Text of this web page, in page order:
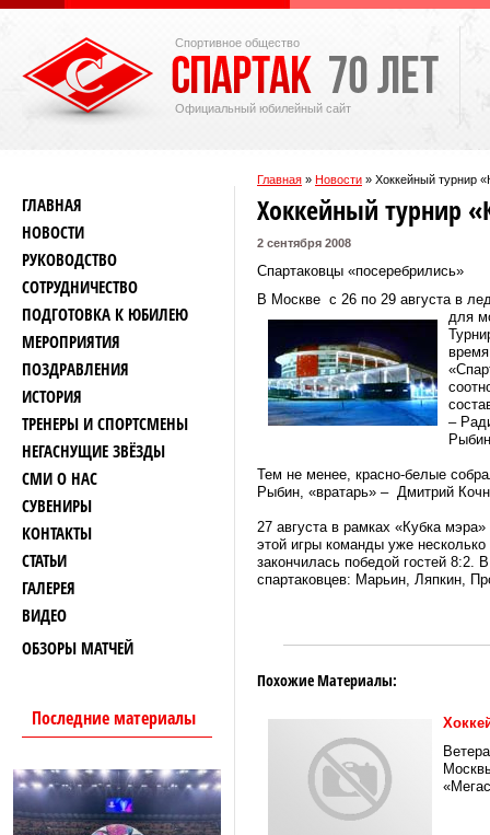
Спортивное общество
Официальный юбилейный сайт
Главная » Новости » Хоккейный турнир
ГЛАВНАЯ
НОВОСТИ
РУКОВОДСТВО
СОТРУДНИЧЕСТВО
ПОДГОТОВКА К ЮБИЛЕЮ
МЕРОПРИЯТИЯ
ПОЗДРАВЛЕНИЯ
ИСТОРИЯ
ТРЕНЕРЫ И СПОРТСМЕНЫ
НЕГАСНУЩИЕ ЗВЁЗДЫ
СМИ О НАС
СУВЕНИРЫ
КОНТАКТЫ
СТАТЬИ
ГАЛЕРЕЯ
ВИДЕО
ОБЗОРЫ МАТЧЕЙ
Последние материалы
Хоккейный турнир
2 сентября 2008
Спартаковцы «посеребрились»
В Москве с 26 по 29 августа в
для
–
Тем не менее, красно-белые
Рыбин, «вратарь» – Дмитрий
27 августа в рамках «Кубка
этой игры команды уже
закончилась победой гостей 8:2.
спартаковцев: Марьин, Ляпкин,
Похожие Материалы: